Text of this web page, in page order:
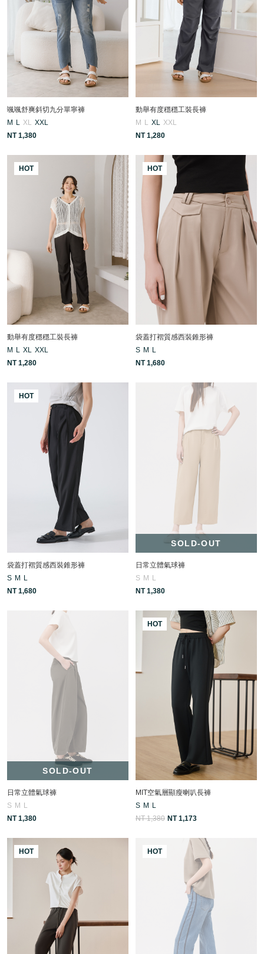
颯颯舒爽斜切九分單寧褲
M
L XL XXL
NT 1,380
動舉有度穩穩工裝長褲
M
L XL XXL
NT 1,280
HOT
動舉有度穩穩工裝長褲
M
L XL XXL
NT 1,280
HOT
袋蓋打褶質感西裝錐形褲
S M
L
NT 1,680
HOT
袋蓋打褶質感西裝錐形褲
S M L
NT 1,680
SOLD-OUT
日常立體氣球褲
S M L
NT 1,380
SOLD-OUT
日常立體氣球褲
S M
L
NT 1,380
HOT
MIT空氣層顯瘦喇叭長褲
S M
L
NT 1,380 NT 1,173
HOT HOT